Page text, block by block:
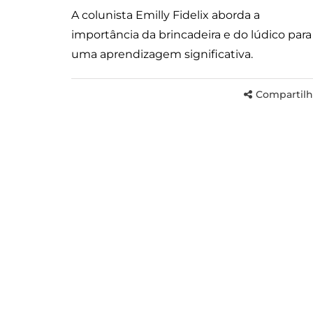
A colunista Emilly Fidelix aborda a
importância da brincadeira e do lúdico para
uma aprendizagem significativa.